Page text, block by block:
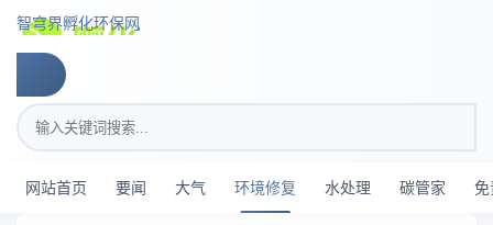
智穹界孵化环保网
搜索关键词
网站首页 要闻 大气 环境修复 水处理 碳管家 免